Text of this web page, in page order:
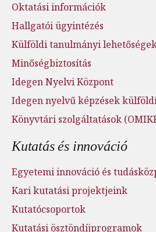
Oktatási információk
Hallgatói ügyintézés
Külföldi tanulmányi
Minőségbiztosítás
Idegen Nyelvi Központ
Idegen nyelvű képzések
Könyvtári szolgáltatások
Kutatás és innováció
Egyetemi innováció és
Kari kutatási projektjeink
Kutatócsoportok
Kutatási ösztöndíjprogramok